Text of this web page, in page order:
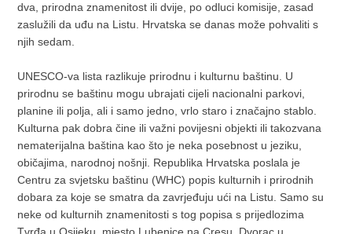
dva, prirodna znamenitost ili dvije, po odluci komisije, zasad
zaslužili da uđu na Listu. Hrvatska se danas može pohvaliti s
njih sedam.
UNESCO-va lista razlikuje prirodnu i kulturnu baštinu. U
prirodnu se baštinu mogu ubrajati cijeli nacionalni parkovi,
planine ili polja, ali i samo jedno, vrlo staro i značajno stablo.
Kulturna pak dobra čine ili važni povijesni objekti ili takozvana
nematerijalna baština kao što je neka posebnost u jeziku,
običajima, narodnoj nošnji. Republika Hrvatska poslala je
Centru za svjetsku baštinu (WHC) popis kulturnih i prirodnih
dobara za koje se smatra da zavrjeđuju ući na Listu. Samo su
neke od kulturnih znamenitosti s tog popisa s prijedlozima